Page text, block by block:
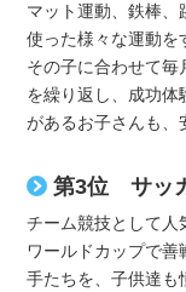
マット運動、鉄棒、
使った様々な運動を
その子に合わせて毎
を繰り返し、成功
があるお子さんも、
第3位 サッ
チーム競技として人
ワールドカップで
手たちを、子供達も